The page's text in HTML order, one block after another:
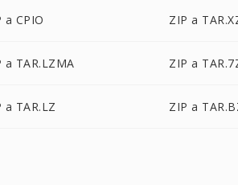
a CPIO ZIP a
a TAR.LZMA ZIP a
a TAR.LZ ZIP a